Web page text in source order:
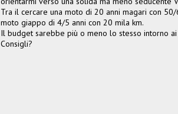
Tra il cercare una moto di 20 anni magari con
moto giappo di 4/5 anni con 20 mila km.
Il budget sarebbe più o meno lo stesso intorno
Consigli?